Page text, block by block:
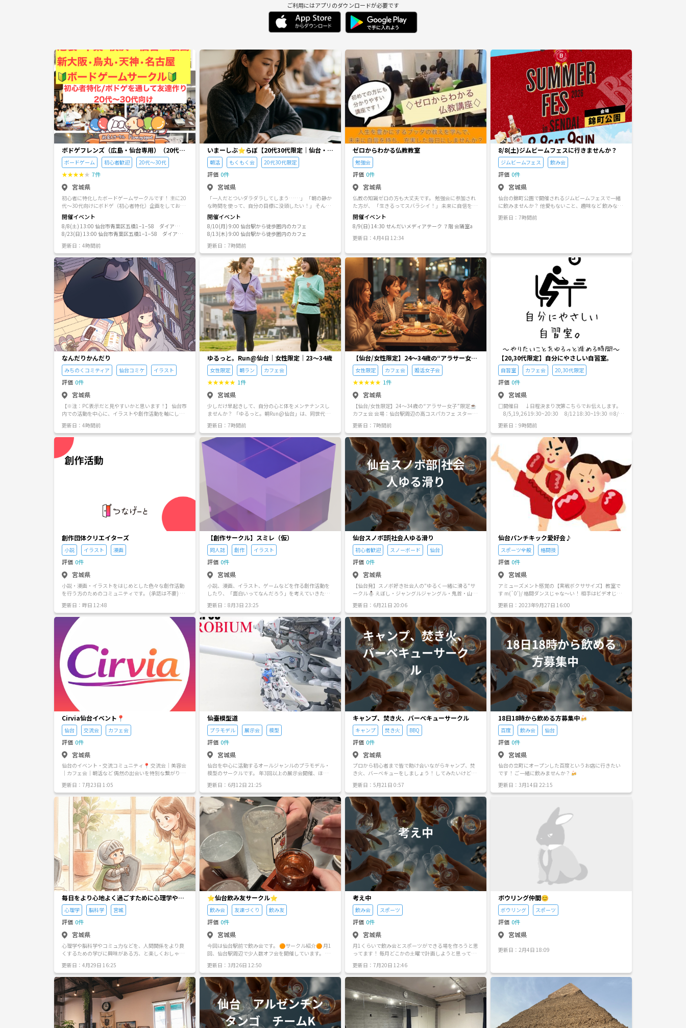
お願い（禁止事項） ▪︎当サークルは、純粋に自分の作
業や勉強に集中するための場です。 ▪︎参加される皆様
に安心して過ごしていただくため、以下の行為は固く
誘 •保険・投資などの各種営業・販売行為 •その他、ナ
ンパや引き抜きなど参加者が不快に感じる行為 ※万が
一これらの目的での参加や勧誘行為が発覚した場合
は、即時退出および今後のご参加をお断りさせていた
だきます。 💬 主催者より はじめまして！主催者の伊
藤です。 私自身、12月に大切な試験を控えているので
すが、どうしても一人だと集中を切らしてしまったり
ダラダラしてしまったりすることに悩んでいました。
「同じように頑張っている仲間と同じ空間で、集中し
て勉強できる場所を作りたい！」と思い、このサーク
ルを立ち上げました。 一人ではなかなか続かない勉強
も、みんなの「静かなエネルギー」があればグッと捗
るはずです。同じように試験勉強をしている方はもち
ろん、朝の時間を有効に使いたい方も大歓迎です！ ぜ
ひ一緒に、静かで心地よい朝の「集中タイム」を作り
ましょう✨ 初参加・お一人でのご参加もお気軽にご応
募ください！
ントだったりにみんなで足を運んでみるなどなど 【活
動頻度】 様子を見て活動していきましょう～
ご利用にはアプリのダウンロードが必要です
ボドゲフレンズ（広島・仙台専用）（20代〜
30代の初心者ボドゲ特化サークル）Plannin
g agentグループサークル
ボードゲーム 初心者歓迎 20代〜30代
★★★★★ 7件
宮城県
初心者に特化したボードゲームサークルです！ 主に20
代〜30代向けにボドゲ（初心者特化）企画をしており
ます！ こちらのアカウントでは広島と仙台のボドゲイ
ベントを募集しております。 ボドゲを行っている背景
として、一番自然な会話で打ち解けやすいものが ボー
ドゲームのため、友達作りに最適だからです♪ 会話の
楽しみながら気軽にボドゲを楽しみたい方にはとても
ドゲを行いたい方には少し物足りなさを感じると思い
ますので予めご了承くださいませ🙇‍♂️ 🔹注事事項 マル
チ勧誘や宗教勧誘に加えて、 イベント主催者様の参加
はトラブル防止のため参加厳禁となります。 いつもイ
ベント主催者や関係者の参加を見つけた方は代表者ま
でご報告をいただき、ありがとうございます。
開催イベント
8/8(土) 13:00 仙台市青葉区五橋1−1−58 ダイアパ
レス仙台中央 9階911号室（ブラウ会議室）
8/23(日) 13:00 仙台市青葉区五橋1−1−58 ダイアパ
更新日：4時間前
いまーしぶ⭐︎らぼ【20代30代限定｜仙台・朝
活・もくもく会】
朝活 もくもく会 20代30代限定
評価 0件
宮城県
「一人だとついダラダラしてしまう……」 「朝の静か
な時間を使って、自分の目標に没頭したい！」 そんな
20代・30代のための、 黙々と作業・勉強に集中するサ
ークル 「いまーしぶ⭐︎らぼ」です！ 「Immersive（没
頭する・深く浸る）」という名の通り、お互いに過度
な干渉はせず、各自の課題に「いまーしぶ（没頭）」
する心地よい空間を目指しています。 💡 こんな方にお
ので、適度な強制力がほしい ▪︎朝の時間を有効活用し
て、充実した1日をスタートさせたい ▪︎20代・30代の
同世代と同じ空間でモチベーションを高め合いたい ☕
活動内容・タイムスケジュール例（90分の場合） 00:0
0〜00:10｜集合・自己紹介 （軽く「今日やるコト」を
宣言してスタート！） 00:10〜01:20｜もくもくタイム
（70分） （スマホを置いて、自分の作業・勉強に没頭
します） 01:20〜01:30｜振り返り・解散 （「今日で
きたこと」を報告してサクッと解散！） ※会話は最初
の自己紹介と最後の振り返り程度で、作業中は静かに
集中します。 ⚠️ 参加にあたってのお願い（禁止事項）
▪︎当サークルは、純粋に自分の作業や勉強に集中する
ための場です。 ▪︎参加される皆様に安心して過ごして
いただくため、以下の行為は固くお断り（NG）してお
ります。 ・宗教の布教・勧誘活動 •ネットワークビジネ
ス（MLM）やマルチ商法の勧誘 •保険・投資などの各種
が不快に感じる行為 ※万が一これらの目的での参加や
勧誘行為が発覚した場合は、即時退出および今後のご
参加をお断りさせていただきます。 💬 主催者より はじ
試験を控えているのですが、どうしても一人だと集中
を切らしてしまったりダラダラしてしまったりするこ
とに悩んでいました。 「同じように頑張っている仲間
と同じ空間で、集中して勉強できる場所を作りた
い！」と思い、このサークルを立ち上げました。 一人
ではなかなか続かない勉強も、みんなの「静かなエネ
ルギー」があればグッと捗るはずです。同じように試
験勉強をしている方はもちろん、朝の時間を有効に使
いたい方も大歓迎です！ ぜひ一緒に、静かで心地よい
朝の「集中タイム」を作りましょう✨ 初参加・お一人
でのご参加もお気軽にご応募ください！
開催イベント
8/10(月) 9:00 仙台駅から徒歩圏内のカフェ
8/13(木) 9:00 仙台駅から徒歩圏内のカフェ
更新日：7時間前
ゼロからわかる仏教教室
勉強会
評価 0件
宮城県
仏教の知識ゼロの方も大丈夫です。 勉強会に参加され
た方が、 「生きるってスバラシイ！」 未来に自信をも
って生きて頂けるように、 と話しています！ 葬式や法
事で読まれる「お経」は、 お釈迦様が、当時の人達の
悩みに対し、 「その悩みの原因はこうだよ」 「こうす
れば、苦しみを解決して幸せになれるのだよ」 と教え
るのにちっとも報われないのですが…」 「怒りっぽい
自分が我ながらイヤになりました…」 「自分を分かっ
てくれる人がどこにもいないんです…」 「大切な人を
事故で突然失って立ち直れません…」 「何の為に頑張
って生きるのかが分からなくなりました…」 そんな現
代人にこそ、お釈迦様(ブッダ)の教えが必要とされて
います。 勉強会では、難しい漢字ばかりで書かれたお
経の内容を、 １回９０分にまとめ、身近な話題を通し
て、分かり易さを モットーにお届けしています。
開催イベント
8/9(日) 14:30 せんだいメディアテーク ７階 会議室a
更新日：4月4日 12:34
8/8(土)ジムビームフェスに行きませんか？
ジムビームフェス 飲み会
評価 0件
宮城県
仙台の錦町公園で開催されるジムビームフェスで一緒
に飲みませんか？ 他愛もないこと、趣味など 飲みなが
はなしでお願いします 男女問わず気軽にメッセージく
更新日：7時間前
なんだりかんだり
みちのくコミティア 仙台コミケ イラスト
評価 0件
宮城県
【※注：PC表示だと見やすいかと思います！】 仙台市
内での活動を中心に、イラストや創作活動を軸にしつ
程の頻度でグループトークや自習などを行っていま
す。Discordを用いた雑談なども行っています。 □開催
日 8/2、8/9、8/23、8/30：13:00 - 14:30 ※メンバ
ー申請、イベントへの参加の際は代表まで一言お願い
します ▢開催場所 宮城県仙台市青葉区中央2丁目6−1
カフェ・ベローチェ 仙台名掛丁店 普段はゆるく交流し
で 創作が好きな方、交流も楽しみたい方、対面活動を
楽しみたい方で集まってグループトークをする時間を
作っています。 問題の解決にはならなくても、創作
（など）の悩みや課題を話せるひと時になればと思っ
ています(*´ω｀*) ・創作を続けるための居場所を持ち
たい。 ・一人も好きだけど、人との繋がりも持ちた
い。 ・目標を持った作品づくりがしたい。 そんな方と
気軽に話せる、いられる場所を作っていければと思っ
ています。 「雑談や相談だけの日」もあれば「展示会
に向けて集中する期間」もある。 それぞれが自分らし
い関わり方のできる、見つけられる居場所を目指して
ます。 参加自由ですので、お気軽に代表までメッセー
ジください('ω')ノ 【参加するにあたって】 当サークル
（なんだりかんだり）は、話しやすい環境づくりを大
切にしています。 以下の点をお読みいただき、ご理解
とご協力をお願いいたします。 ■飲食にかかる費用は
各自実費です 開催時、食事などに係る費用はそれぞれ
でお支払いいただく形となります。 ■周囲へのご配慮
をお願いします 周囲へのご迷惑となるような大きな声
での会話、他の参加者の方への行動はご遠慮くださ
い。 今後の活動への参加をお断りさせていただく場合
がございます。 ■キャンセルされる場合はご連絡を 1
つの実施回で最大4人までのため、キャンセルされる場
合はつなげーとアプリまたはDIscordにてご連絡をお願
いします。 ■政治活動、宗教活動、マルチ等の公序良
俗に反する行為 本来の活動目的を逸脱する場として利
用することは禁止させていただいております。 ■連絡
先の交換について メンバー間で連絡先を交換して発生
したトラブルにつきましては、当サークルでは責任を
負いかねます。 ※街中のカフェで行うことを想定して
います。1回の参加人数は4人まで（主催含めて）で
す。 参加を希望される方は、実施前日までにご連絡い
ただければと思います。 |・ω・)ノ[始]——————【そ
の他】——————–[始] ○Discordについて 日常の交流
用に、作業通話や作品の共有などで使っています。※
オンラインのみの参加はご遠慮いただいております。
る費用は実費負担になります。 ○応募がない場合 前日
まで応募がない場合は中止になります。 |・ω・)ノ[終]
——————【”最後までお読みいただきありがとうござ
いました！”】————————[終] 関連カテゴリー…芸
術・アート、小説、デザイン
更新日：4時間前
ゆるっと。Run@仙台｜女性限定｜23〜34歳
女性限定 朝ラン カフェ会
★★★★★ 1件
宮城県
少しだけ早起きして、自分の心と体をメンテナンスし
ませんか？ 「ゆるっと。朝Run@仙台」は、同世代女
トです。 ■このイベントで大切にしたいこと ハードに
走って追い込むことはしません。 今の自分を支えてく
れている「健康な体」に感謝しながら、心地よく体を
動かす。 走り終わった後の「今日もいいスタートが切
れた！」という最高の自己肯定感を、みんなでシェア
のコーヒーや朝食を味わう時間は、格別の贅沢です。
09:05 準備運動＆ゆるラン （おしゃべりできるペース
で30〜40分） • 09:45 カフェタイム☕️ （近くのカフェ
でリフレッシュ！） • 10:30 現地解散 ※「午後から予
定がある」という方の途中解散もOKです！ ※雨天時は
中止かカフェのみ。前日20時には判断しご連絡差し上
げます。 ■こんな方におすすめ • 23〜34歳の女性 • 少
しお疲れ気味の方 • 朝の時間を有効活用して、自己肯
定感を上げたい方 • 「これからもっと自分を良くして
いきたい！」という前向きな仲間が欲しい方 ■参加費
• イベント申込費 •ご自身の飲食代 ■主催者より 仕事の
肩書きやストレスは全部置いてきて、一人の女性とし
てリフレッシュできる時間を一緒に作りましょう！
「運動は久しぶり…」という方も大歓迎です。 お散歩
感覚で、お気軽にご参加くださいね。 皆様とお会いで
きることを楽しみにしております😌
更新日：7時間前
【仙台/女性限定】24〜34歳の“アラサー女
子”限定🍰カフェ会
女性限定 カフェ会 婚活女子会
★★★★★ 1件
宮城県
【仙台/女性限定】24〜34歳の“アラサー女子”限定☕️
カフェ会 会場：仙台駅周辺の高コスパカフェ スター
女子会⭐︎ 接客や営業など“人と関わる仕事”の方が集ま
り、 気楽に話してリフレッシュする会 ⭐︎婚活女子会
⭐︎ 恋愛や結婚をテーマにした会 がんばるアラサー世代
が、美味しいご飯を囲んで本音トーク＆リフレッシ
ュ。 おひとり参加も大歓迎！ ---------------------- いつも頑
張るみなさん、たまには心もお腹もホッとできる特別
なカフェタイムを過ごしませんか？ ◆サークルの特徴
◆ ・24〜34歳＆女性限定ならではの共通点だから、自
然と本音トークが盛り上がる！ ・コスパよく美味しい
ご飯でリフレッシュ🍴 ・職場や家庭以外の新しいつな
がりができる！ ---------------------- ◆当日の流れ◆ ①現地
にて受付＆ウェルカムトーク ②カフェ会スタート！自
己紹介＆アイスブレイク ③ フリートーク＆テーマトー
ク ④締め・現地解散 1時間〜1時間半をみております。
---------------------- 🌱サークルの雰囲気 ・初参加＆おひと
り参加の方ばかりで安心です！スタッフも同年代女性
でサポート体制〇 ・「同世代だけ」「仕事あるあるで
共感」…明日への元気が生まれる交流型ゆるイベント
・参加メリットはここ！ - 本音で話せる新しい友達がで
きる（平均3人！） - ストレスが解放＆エンパワメント
ください。 ・勧誘・営業・告知・引き抜き・しつこい
ナンパ・暴言など ・過度なナンパ行為や迷惑行為 ・開
催内容や風景写真、動画のSNS等への無許可投稿 サー
クルやイベントの輪を乱す行動をする方、運営側の指
示に従っていただけない方や運営側が参加者様として
ふさわしくないと判断した方は、参加をお断りする場
合がございます。 ---------------------- ここにしかない安心
空間で、明日への元気をチャージしませんか？ 気軽に
ご参加をお待ちしています！
更新日：7時間前
【20,30代限定】自分にやさしい自習室。
自習室 カフェ会 20,30代限定
評価 0件
宮城県
□開催日 ↓日程決まり次第こちらでお伝えします。
8/5,19,26 19:30~20:30 8/12 18:30~19:30 ※8/1
（8/5時点） 20,30代限定で 平日夜(19:30-20:30)の1
時間を使ってそれぞれ進めたい作業を持ち寄ってゆる
っと進める時間になります^_^ 場所は仙台駅東口周辺
のカフェ（ベローチェ仙台駅東口駅前店、MILLS et
c...）を予定しています。 ex）読書、資格勉強、スケジ
ュール整理、 資料作成、パズル雑誌をひたすら解
くなどうるさくなければなんでもOK！ ガチの勉強会は
緊張するけど 誰かがいる空間で少しだけ集中したい。
そんな方のための場所です。 ​人見知りさんも大歓迎。
無理な交流はないので、お気軽にどうぞ( ´∀｀) 【み
んなが心地よく過ごすためのゆるいお約束】 ​当サーク
ルは、それぞれが自分の時間を大切にすることを目的
としています。 以下の点にご理解とご協力をお願いい
となりますので、ご自身の飲食代は各自でお支払いを
お願いします。 ■​周りへの配慮をお願いします 過度な
筆記音やタイピング音、イヤホンからの音漏れ、オン
ライン会議など、周りの方が集中できなくなる行為は
ご遠慮ください。 ​■勧誘・営業・ナンパ行為の禁止 宗
教、保険等の勧誘、および他の参加者が嫌がるような
強引な連絡先交換などは固くお断りします。 発覚した
場合は、その場で退場・以降の参加をお断りさせてい
ただきます。 ■​キャンセルは早めにご連絡を 少人数
（最大4人）の会ですので、もしお仕事などで来られな
くなった場合は、お早めにアプリからメッセージを送
っていただきますようお願いします。 ■​適度な距離感
で 「ひとりで集中したい日」もあれば「少しだけ話し
たい日」もあると思います。 お互いの空気感を尊重
し、無理に距離を詰めすぎない「大人の距離感」で楽
しみましょう。 【補足】 □当日は開始時刻30分程前に
席の場所などをご連絡します。 □参加費無料（各自の
飲食代のみ） □前日までに応募が0件の場合は中止に
なります。 ※こちらの会は静かな雰囲気の中でそれぞ
れが集中して自習に取り組めるように 毎回最大人数4
人（主催者の私1人含め）に制限しております！ その
ため気になる方はお早めに私へご連絡いただけますと
幸いです(_ _)
更新日：9時間前
創作団体クリエイターズ
小説 イラスト 漫画
評価 0件
宮城県
小説・漫画・イラストをはじめとした色々な創作活動
を行う方のためのコミュニティです。 (承認は不要) ラ
インのオープンチャットやdiscord（基本匿名です）で
気軽にやり取りします。時にはオンライン交流会とか
もやります。
更新日：昨日 12:48
【創作サークル】スミレ（仮）
同人誌 創作 イラスト
評価 0件
宮城県
小説、漫画、イラスト、ゲームなどを作る創作活動を
したり、「面白いってなんだろう」を考えていきたい
いったサークルだったりグループの運営を自分から始
めたことが なかなかないので……勝手がよくわかって
いないところが多いんですが、興味があればメッセー
ジしてください～ 【サークル名】 スミレ（仮） 仮で付
けております。花言葉が小さな幸せだったので……見
つけていきたい、小さな幸せ 【合言葉】 面白いって、
なんだろう 【活動目的】 各々の創作活動を通して感じ
ている疑問や「面白いってこういうことだと思う」な
どのお話を共有したり、一緒に創作活動をしてみた
り、イベントごとに参加してみたりを通して「面白い
とは何か」を見つけていくことが一番の目的です。 そ
の他、サークルとして同人誌の制作だったり仙台で開
催されるコミティアやコミケへの参加などができたら
いいな～と考えています。 【活動内容】 創作物を持ち
寄ってのお話/創作に関するお話の共有/映画鑑賞に行
ってみる/仙台で開催されるお祭りだったりイベントだ
ったりにみんなで足を運んでみるなどなど 【活動頻
度】 様子を見て活動していきましょう～
更新日：8月3日 23:25
仙台スノボ部|社会人ゆる滑り
初心者歓迎 スノーボード 仙台
評価 0件
宮城県
【仙台発】スノボ好き社会人の"ゆるく一緒に滑る"サ
ークル⛄ えぼし・ジャングルジャングル・鬼首・山形
いけど滑るの好き」な初級〜中級の社会人が中心で
す。一人参加・女性も気軽にどうぞ🙌現地集合/相乗り
どっちも歓迎。20代後半〜30代メイン、少人数でまっ
たり派が多めです。勧誘・営業NGです。
更新日：6月21日 20:06
仙台パンチキック愛好会♪
スポーツ全般 格闘技
評価 0件
宮城県
アミューズメント感覚の【実戦ボクササイズ】教室で
す m(`0')/ 格闘ダンスじゃな～い！ 相手はビデオじゃ
発散！ そんな風に楽しめる実戦ボクササイズがあるん
ですよ v(^o^)v ●親子で一緒に参加が可能！もちろん
お独りでも参加可能です！ ●テレビのバラエティのよ
うなスパーリングもやっちゃいます！ ・やっぱ楽しい
が１番！ →皆でワイワイ楽しみながら身も心も完全燃
焼できます。 ・各クラス別に練習！ →初心者と経験者
に分けて練習するのでみんな安心です。 ・身軽な身体
を形成！ →娯楽の中でも本格的な戦闘力や護身術が身
に付きます。 ・サークルならではの低料金！ 会員は1
回1人当り200円程度から！ ・ライトユーザーならお高
いジムに行くよりとっても合理的です！ ・さぁ貴方も
「蝶のように舞い蜂のように刺す」そんな強さを目指
してみませんか？ 【仙台パンチキック愛好会】since2
ゃな～い 笑顔になるのも目的のサークルです。 詳しく
はホームページをご覧くださいませ (^^♪ 【サークル
設立の想い】 キックボクシングを中心に、格闘技系ス
ポーツを誰でも気軽に和気あいあいと皆で楽しむもの
として広めるとともに、自分たちも継続して参加でき
る環境を維持し、末永く心身ともに健康増進の一環と
して活動していきたい。
更新日：2023年9月27日 16:00
Cirvia仙台イベント📍
仙台 交流会 カフェ会
評価 0件
宮城県
仙台のイベント・交流コミュニティ📍 交流会｜美容会
｜カフェ会｜朝活など 偶然の出会いを特別な繋がりへ
更新日：7月23日 1:05
仙臺模型道
プラモデル 展示会 模型
評価 0件
宮城県
仙台を中心に活動するオールジャンルのプラモデル・
模型のサークルです。 年3回以上の展示会開催、ほぼ毎
人で完結するプラモデル・模型の趣味を仲間と共有し
情報やモノの交換をしつつ模型ライフを一緒に楽しみ
ましょう！老若男女問わずすでに80名程度のメンバー
が在籍しております。
更新日：6月12日 21:25
キャンプ、焚き火、バーベキューサークル
キャンプ 焚き火 BBQ
評価 0件
宮城県
プロから初心者まで皆で助け合いながらキャンプ、焚
き火、バーベキューをしましょう！ してみたいけど、
のは… 一人でしてるけど、さみしいな… そんな人たち
が集まって活動します！
更新日：5月21日 0:57
18日18時から飲める方募集中🍻
百度 飲み会 仙台
評価 0件
宮城県
仙台の立町にオープンした百度というお店に行きたい
です！ ご一緒に飲みませんか？🍻
更新日：3月14日 22:15
毎日をより心地よく過ごすために心理学や脳
科学を一緒に楽しく学び合いませんか？
心理学 脳科学 宮城
評価 0件
宮城県
心理学や脳科学やコミュ力などを、人間関係をより良
くするための学びに興味がある方、と楽しくおしゃべ
宮城にはなかったのでサークルを作りました。 よろし
くお願いします🙇
更新日：4月29日 16:25
⭐️仙台飲み友サークル⭐️
飲み会 友達づくり 飲み友
評価 0件
宮城県
今回は仙台駅前で飲み会です。 🟠サークル紹介🟠 月1
回、仙台駅周辺で少人数オフ会を開催しています。 飲
す。 新しい友達を作りたい方、飲み会が好きな方はお
気に入り&フォローをよろしくお願いします😊 初参
加、人見知りの方にはできるだけ話しかけるようにし
てますので安心してください。 最近できたばかりの
「初めまして」が多いサークルなので話しかけやすい
工夫をしていきます。 少人数でも賑やかに楽しめる空
間を目指していますのでよろしくお願いします。 お店
等の詳細は参加者にのみお知らせします。 ご興味のあ
更新日：3月26日 12:50
考え中
飲み会 スポーツ
評価 0件
宮城県
月1くらいで飲み会とスポーツができる場を作ろうと思
ってます！ 毎月どこかの土曜で計画しようと思ってま
更新日：7月20日 12:46
ボウリング仲間😊
ボウリング スポーツ
評価 0件
宮城県
更新日：2月4日 18:09